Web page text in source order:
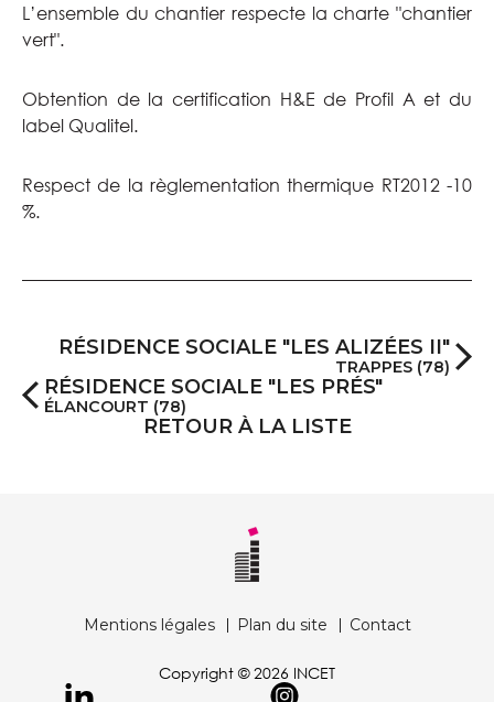
L’ensemble du chantier respecte la charte "chantier
vert".
Obtention de la certification H&E de Profil A et du
label Qualitel.
Respect de la règlementation thermique RT2012 -10
%.
RÉSIDENCE SOCIALE "LES PRÉS"
ÉLANCOURT (78)
RETOUR À LA LISTE
RÉSIDENCE SOCIALE "LES ALIZÉES II"
TRAPPES (78)
Mentions légales Plan du site Contact
Copyright © 2026 INCET